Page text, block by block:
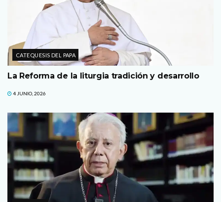
CATEQUESIS DEL PAPA
La Reforma de la liturgia tradición y desarrollo
4 JUNIO, 2026